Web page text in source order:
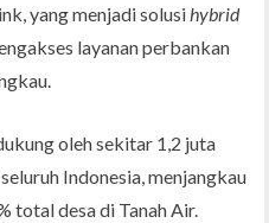
yang menjadi solusihybrid
layanan perbankan
oleh sekitar 1,2 juta
Indonesia, menjangkau
total desa di Tanah Air.